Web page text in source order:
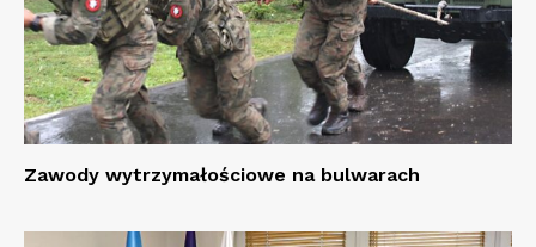
Zawody wytrzymałościowe na bulwarach